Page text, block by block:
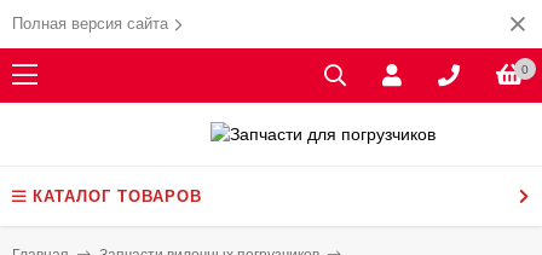
Полная версия сайта
0
КАТАЛОГ ТОВАРОВ